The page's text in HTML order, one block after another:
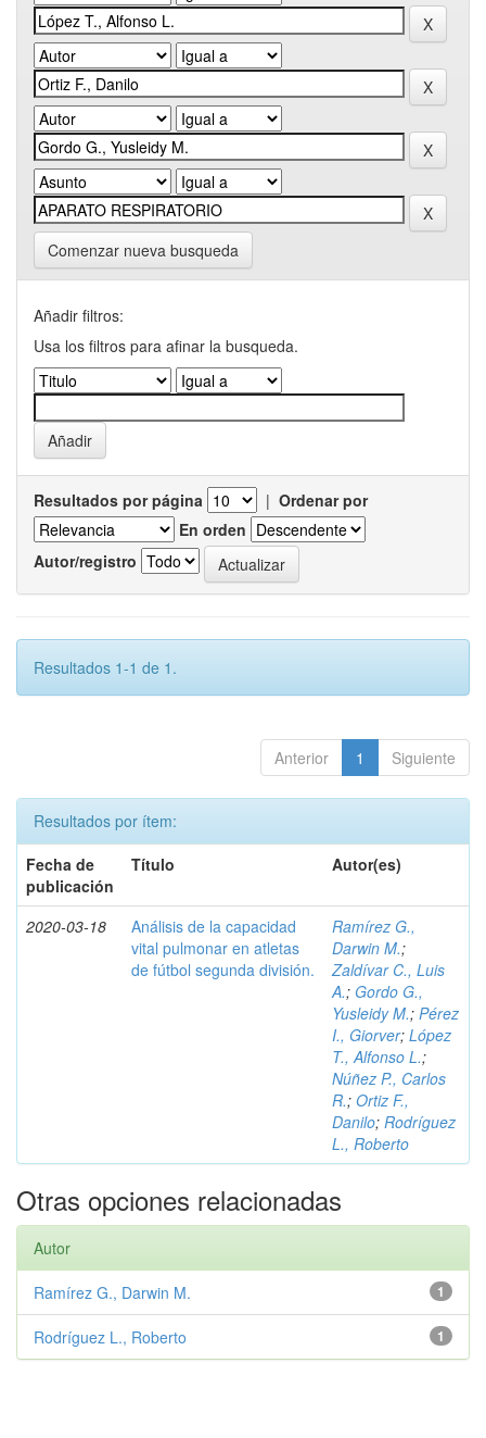
Comenzar nueva busqueda
Añadir filtros:
Usa los filtros para afinar la busqueda.
Resultados por página | Ordenar por
En orden
Autor/registro
Resultados 1-1 de 1.
Anterior 1 Siguiente
Resultados por ítem:
Fecha de
publicación
Título Autor(es)
2020-03-18
Análisis de la capacidad
vital pulmonar en atletas
de fútbol segunda división.
Ramírez G.,
Darwin M.;
Zaldívar C., Luis
A.; Gordo G.,
Yusleidy M.; Pérez
I., Giorver; López
T., Alfonso L.;
Núñez P., Carlos
R.; Ortiz F.,
Danilo; Rodríguez
L., Roberto
Otras opciones relacionadas
Autor
1
Ramírez G., Darwin M.
1
Rodríguez L., Roberto